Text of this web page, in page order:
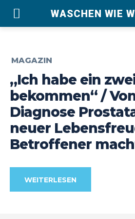
WASCHEN WIE
MAGAZIN
„Ich habe ein
bekommen“ /
Diagnose
neuer
Betroffener
WEITERLESEN